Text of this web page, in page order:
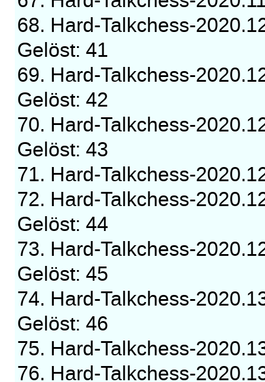
68. Hard-Talkchess-
Gelöst: 41
69. Hard-Talkchess-
Gelöst: 42
70. Hard-Talkchess-
Gelöst: 43
71. Hard-Talkchess-
72. Hard-Talkchess-
Gelöst: 44
73. Hard-Talkchess-
Gelöst: 45
74. Hard-Talkchess-
Gelöst: 46
75. Hard-Talkchess-
76. Hard-Talkchess-